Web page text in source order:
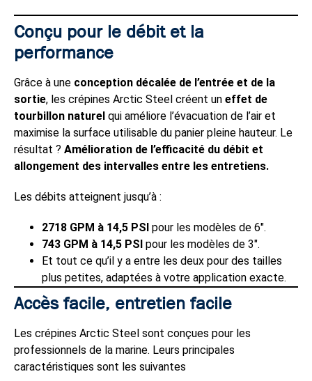
Conçu pour le débit et la
performance
Grâce à une conception décalée de l’entrée et de la
sortie, les crépines Arctic Steel créent un effet de
tourbillon naturel qui améliore l’évacuation de l’air et
maximise la surface utilisable du panier pleine hauteur. Le
résultat ? Amélioration de l’efficacité du débit et
allongement des intervalles entre les entretiens.
Les débits atteignent jusqu’à :
2718 GPM à 14,5 PSI pour les modèles de 6″.
743 GPM à 14,5 PSI pour les modèles de 3″.
Et tout ce qu’il y a entre les deux pour des tailles
plus petites, adaptées à votre application exacte.
Accès facile, entretien facile
Les crépines Arctic Steel sont conçues pour les
professionnels de la marine. Leurs principales
caractéristiques sont les suivantes